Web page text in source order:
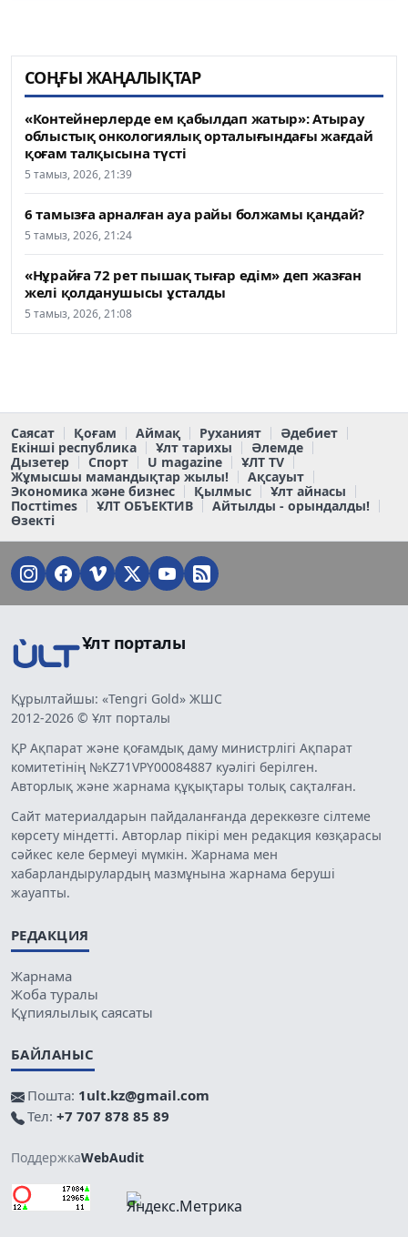
СОҢҒЫ ЖАҢАЛЫҚТАР
«Контейнерлерде ем қабылдап жатыр»: Атырау
облыстық онкологиялық орталығындағы жағдай
қоғам талқысына түсті
5 тамыз, 2026, 21:39
6 тамызға арналған ауа райы болжамы қандай?
5 тамыз, 2026, 21:24
«Нұрайға 72 рет пышақ тығар едім» деп жазған
желі қолданушысы ұсталды
5 тамыз, 2026, 21:08
Саясат Қоғам Аймақ Руханият
Әдебиет
Екінші республика
Ұлт тарихы
Әлемде
Дызетер
Спорт U magazine
ҰЛТ TV
Жұмысшы мамандықтар жылы!
Ақсауыт
Экономика және бизнес
Қылмыс
Ұлт айнасы
Постtimes
ҰЛТ ОБЪЕКТИВ
Айтылды - орындалды!
Өзекті
Ұлт порталы
Құрылтайшы: «Tengri Gold» ЖШС
2012-2026 © Ұлт порталы
ҚР Ақпарат және қоғамдық даму министрлігі Ақпарат
комитетінің №KZ71VPY00084887 куәлігі берілген.
Авторлық және жарнама құқықтары толық сақталған.
Сайт материалдарын пайдаланғанда дереккөзге сілтеме
көрсету міндетті. Авторлар пікірі мен редакция көзқарасы
сәйкес келе бермеуі мүмкін. Жарнама мен
хабарландырулардың мазмұнына жарнама беруші
жауапты.
РЕДАКЦИЯ
Жарнама
Жоба туралы
Құпиялылық саясаты
БАЙЛАНЫС
Пошта: 1ult.kz@gmail.com
Тел: +7 707 878 85 89
ПоддержкаWebAudit